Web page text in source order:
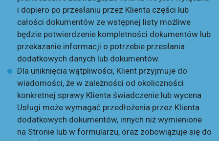
i dopiero po przesłaniu przez Klienta części lub
całości dokumentów ze wstępnej listy możliwe
będzie potwierdzenie kompletności dokumentów lub
przekazanie informacji o potrzebie przesłania
dodatkowych danych lub dokumentów.
Dla uniknięcia wątpliwości, Klient przyjmuje do
wiadomości, że w zależności od okoliczności
konkretnej sprawy Klienta świadczenie lub wycena
Usługi może wymagać przedłożenia przez Klienta
dodatkowych dokumentów, innych niż wymienione
na Stronie lub w formularzu, oraz zobowiązuje się do